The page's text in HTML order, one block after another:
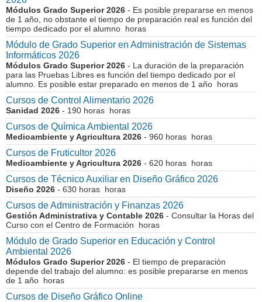
Módulos Grado Superior 2026 - Es posible prepararse en menos
de 1 año, no obstante el tiempo de preparación real es función del
tiempo dedicado por el alumno horas
Módulo de Grado Superior en Administración de Sistemas
Informáticos 2026
Módulos Grado Superior 2026 - La duración de la preparación
para las Pruebas Libres es función del tiempo dedicado por el
alumno. Es posible estar preparado en menos de 1 año horas
Cursos de Control Alimentario 2026
Sanidad 2026 - 190 horas horas
Cursos de Química Ambiental 2026
Medioambiente y Agricultura 2026 - 960 horas horas
Cursos de Fruticultor 2026
Medioambiente y Agricultura 2026 - 620 horas horas
Cursos de Técnico Auxiliar en Diseño Gráfico 2026
Diseño 2026 - 630 horas horas
Cursos de Administración y Finanzas 2026
Gestión Administrativa y Contable 2026 - Consultar la Horas del
Curso con el Centro de Formación horas
Módulo de Grado Superior en Educación y Control
Ambiental 2026
Módulos Grado Superior 2026 - El tiempo de preparación
depende del trabajo del alumno: es posible prepararse en menos
de 1 año horas
Cursos de Diseño Gráfico Online